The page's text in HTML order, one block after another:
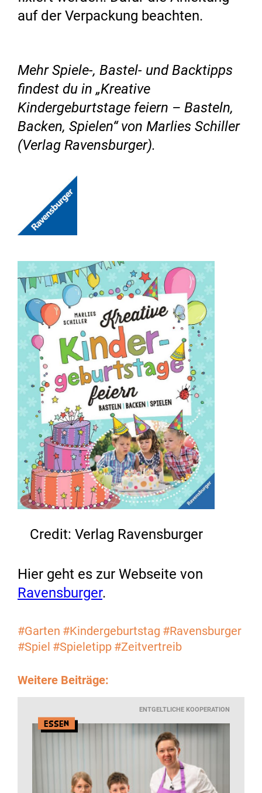
auf der Verpackung beachten.
Mehr Spiele-, Bastel- und Backtipps
findest du in „Kreative
Kindergeburtstage feiern – Basteln,
Backen, Spielen“ von Marlies Schiller
(Verlag Ravensburger).
Credit: Verlag Ravensburger
Hier geht es zur Webseite von
Ravensburger.
#Garten #Kindergeburtstag #Ravensburger
#Spiel #Spieletipp #Zeitvertreib
Weitere Beiträge:
ENTGELTLICHE KOOPERATION
Essen